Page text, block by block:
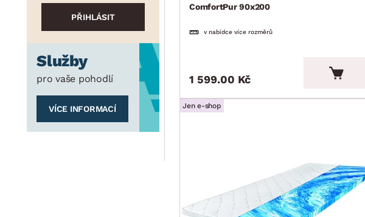
Služby
pro vaše pohodlí
VÍCE INFORMACÍ
ComfortPur 90x200
v nabídce více rozměrů
1 599.00 Kč
Jen e-shop